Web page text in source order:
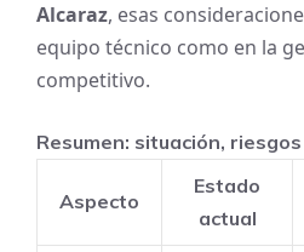
Alcaraz, esas
equipo técnico como en la
competitivo.
Resumen: situación,
Aspecto
Estado
actual